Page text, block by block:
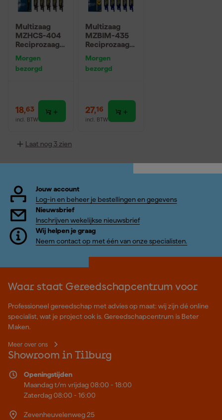
Multizaag
MZHCS-404
Reciprozaagbl
stuks
Morgen
bezorgd
18,63
incl. BTW
Multizaag
MZBIM-435
Reciprozaagbl
5 stuks
Morgen
bezorgd
27,16
incl. BTW
Laat nog 3 zien
Jouw account
Log-in en beheer je bestellingen en gegevens
Nieuwsbrief
Inschrijven wekelijkse nieuwsbrief
Wij helpen je graag
Neem contact op met één van onze specialisten.
Waar staat Gereedschapcentrum voor
Professioneel gereedschap met advies op maat: wij zijn dé online
specialist, wat je project ook is. Gereedschapcentrum is Beter
Maken.
Meer over ons
Showroom in Tilburg
Openingstijden
Maandag t/m vrijdag 08:00 - 18:00
Zaterdag 08:00 - 16:00
Zevenheuvelenweg 25